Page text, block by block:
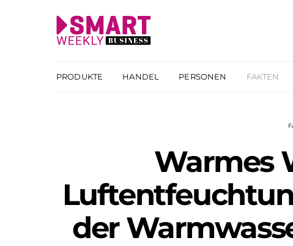
PRODUKTE HANDEL PERSONEN FAKTEN
Warmes
der